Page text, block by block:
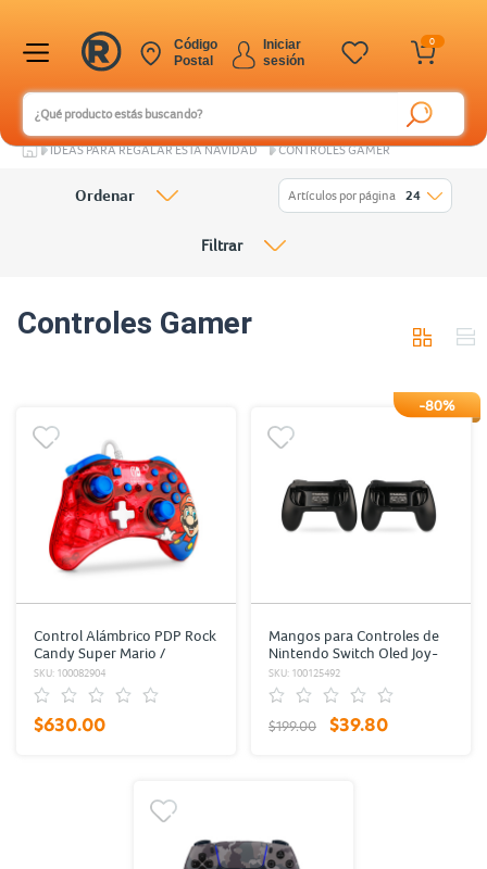
0
Iniciar
sesión
Código
Postal
IDEAS PARA REGALAR ESTA NAVIDAD CONTROLES GAMER
Controles Gamer
Ordenar Artículos por página 24
Filtrar
Control Alámbrico PDP Rock
Candy Super Mario /
Nintendo Switch / Rojo
SKU: 100082904
$630.00
-80%
Mangos para Controles de
Nintendo Switch Oled Joy-
Con RadioShack 2 piezas
SKU: 100125492
$199.00 $39.80